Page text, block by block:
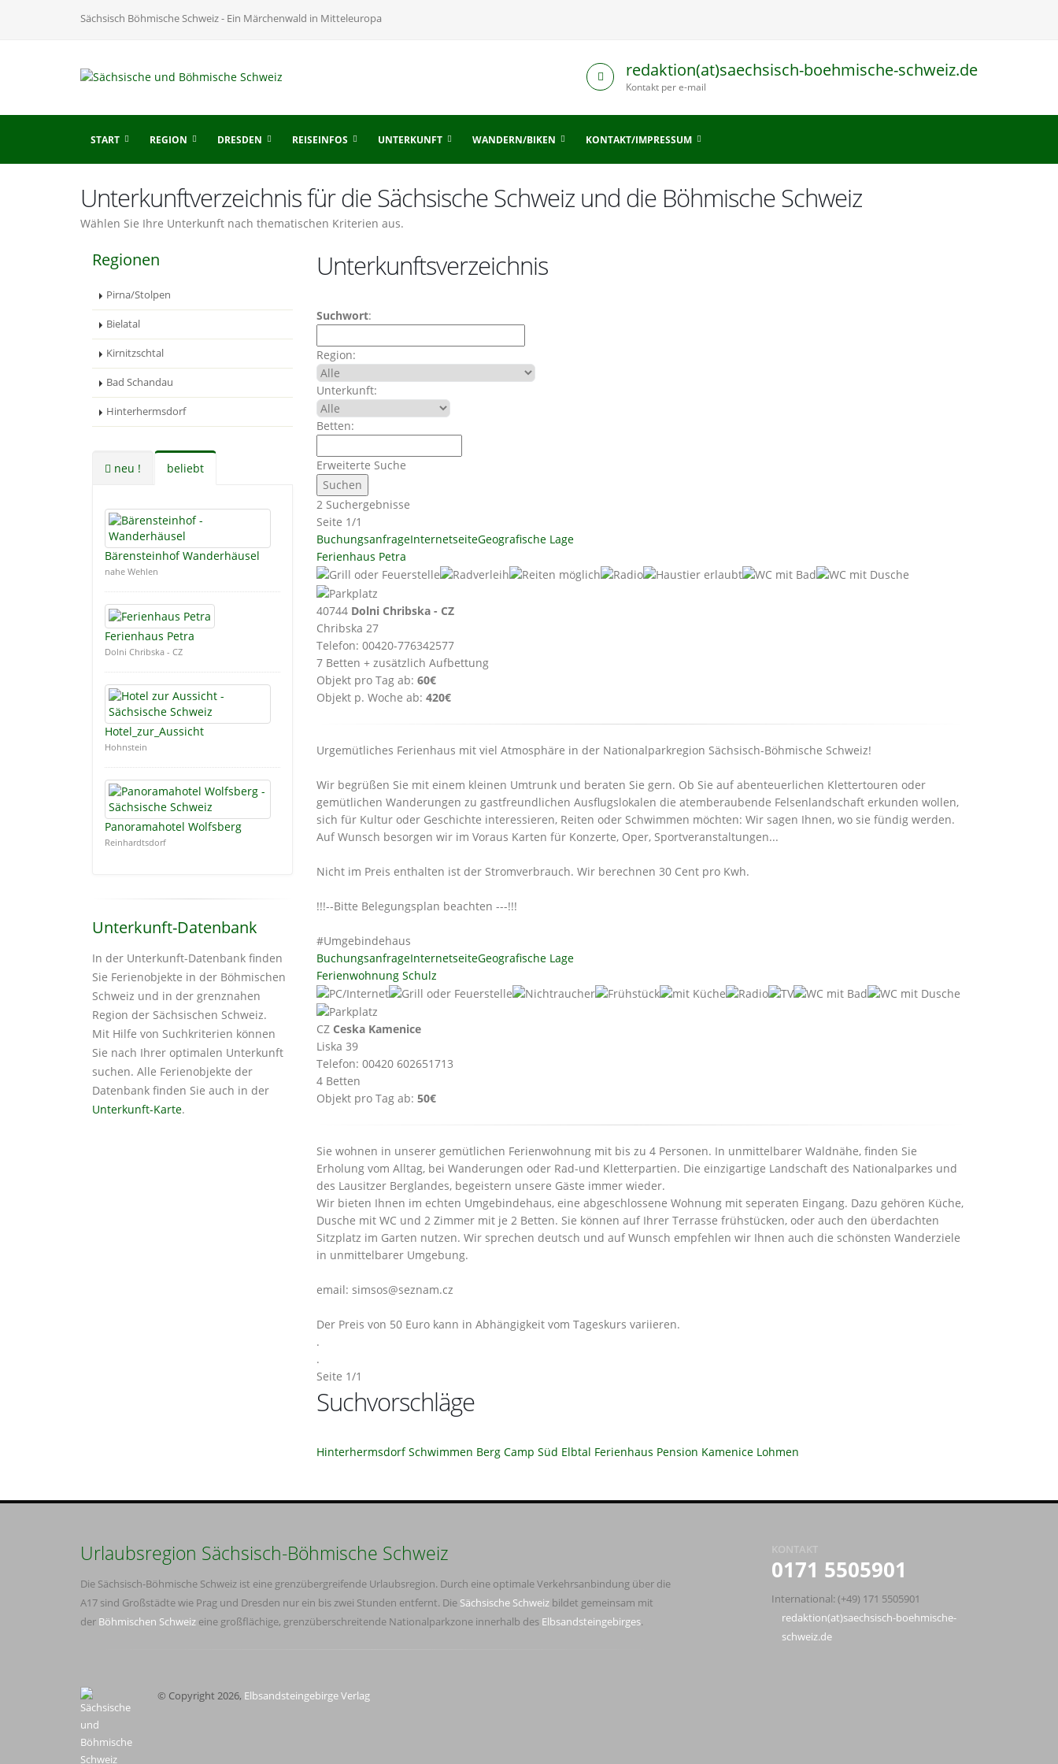
Sächsisch Böhmische Schweiz - Ein Märchenwald in Mitteleuropa
redaktion(at)saechsisch-boehmische-schweiz.de
Kontakt per e-mail
START REGION DRESDEN REISEINFOS UNTERKUNFT WANDERN/BIKEN KONTAKT/IMPRESSUM
Unterkunftverzeichnis für die Sächsische Schweiz und die Böhmische Schweiz
Wählen Sie Ihre Unterkunft nach thematischen Kriterien aus.
Regionen
Pirna/Stolpen
Bielatal
Kirnitzschtal
Bad Schandau
Hinterhermsdorf
neu ! beliebt
Bärensteinhof Wanderhäusel
nahe Wehlen
Ferienhaus Petra
Dolni Chribska - CZ
Hotel_zur_Aussicht
Hohnstein
Panoramahotel Wolfsberg
Reinhardtsdorf
Unterkunft-Datenbank
In der Unterkunft-Datenbank finden
Sie Ferienobjekte in der Böhmischen
Schweiz und in der grenznahen
Region der Sächsischen Schweiz.
Mit Hilfe von Suchkriterien können
Sie nach Ihrer optimalen Unterkunft
suchen. Alle Ferienobjekte der
Datenbank finden Sie auch in der
Unterkunft-Karte.
Unterkunftsverzeichnis
Suchwort:
Region:
Unterkunft:
Betten:
Erweiterte Suche
2 Suchergebnisse
Seite 1/1
BuchungsanfrageInternetseiteGeografische Lage
Ferienhaus Petra
40744 Dolni Chribska - CZ
Chribska 27
Telefon: 00420-776342577
7 Betten + zusätzlich Aufbettung
Objekt pro Tag ab: 60€
Objekt p. Woche ab: 420€
Urgemütliches Ferienhaus mit viel Atmosphäre in der Nationalparkregion Sächsisch-Böhmische Schweiz!
Wir begrüßen Sie mit einem kleinen Umtrunk und beraten Sie gern. Ob Sie auf abenteuerlichen Klettertouren oder
gemütlichen Wanderungen zu gastfreundlichen Ausflugslokalen die atemberaubende Felsenlandschaft erkunden wollen,
sich für Kultur oder Geschichte interessieren, Reiten oder Schwimmen möchten: Wir sagen Ihnen, wo sie fündig werden.
Auf Wunsch besorgen wir im Voraus Karten für Konzerte, Oper, Sportveranstaltungen...
Nicht im Preis enthalten ist der Stromverbrauch. Wir berechnen 30 Cent pro Kwh.
!!!--Bitte Belegungsplan beachten ---!!!
#Umgebindehaus
BuchungsanfrageInternetseiteGeografische Lage
Ferienwohnung Schulz
CZ Ceska Kamenice
Liska 39
Telefon: 00420 602651713
4 Betten
Objekt pro Tag ab: 50€
Sie wohnen in unserer gemütlichen Ferienwohnung mit bis zu 4 Personen. In unmittelbarer Waldnähe, finden Sie
Erholung vom Alltag, bei Wanderungen oder Rad-und Kletterpartien. Die einzigartige Landschaft des Nationalparkes und
des Lausitzer Berglandes, begeistern unsere Gäste immer wieder.
Wir bieten Ihnen im echten Umgebindehaus, eine abgeschlossene Wohnung mit seperaten Eingang. Dazu gehören Küche,
Dusche mit WC und 2 Zimmer mit je 2 Betten. Sie können auf Ihrer Terrasse frühstücken, oder auch den überdachten
Sitzplatz im Garten nutzen. Wir sprechen deutsch und auf Wunsch empfehlen wir Ihnen auch die schönsten Wanderziele
in unmittelbarer Umgebung.
email: simsos@seznam.cz
Der Preis von 50 Euro kann in Abhängigkeit vom Tageskurs variieren.
.
.
Seite 1/1
Suchvorschläge
Hinterhermsdorf Schwimmen Berg Camp Süd Elbtal Ferienhaus Pension Kamenice Lohmen
Urlaubsregion Sächsisch-Böhmische Schweiz
Die Sächsisch-Böhmische Schweiz ist eine grenzübergreifende Urlaubsregion. Durch eine optimale Verkehrsanbindung über die
A17 sind Großstädte wie Prag und Dresden nur ein bis zwei Stunden entfernt. Die Sächsische Schweiz bildet gemeinsam mit
der Böhmischen Schweiz eine großflächige, grenzüberschreitende Nationalparkzone innerhalb des Elbsandsteingebirges.
KONTAKT
0171 5505901
International: (+49) 171 5505901
redaktion(at)saechsisch-boehmische-
schweiz.de
© Copyright 2026, Elbsandsteingebirge Verlag